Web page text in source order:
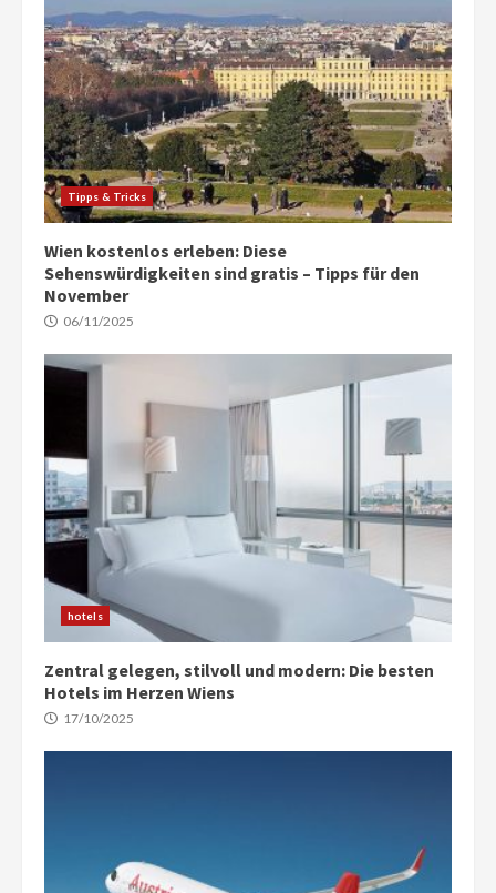
Tipps & Tricks
Wien kostenlos erleben: Diese
Sehenswürdigkeiten sind gratis – Tipps für den
November
06/11/2025
hotels
Zentral gelegen, stilvoll und modern: Die besten
Hotels im Herzen Wiens
17/10/2025